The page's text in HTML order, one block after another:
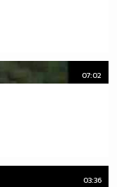
07:02
03:36